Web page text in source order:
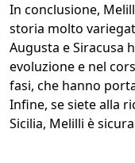
In conclusione,
storia molto
Augusta e Siracusa
evoluzione e nel
fasi, che hanno
Infine, se siete alla
Sicilia, Melilli è